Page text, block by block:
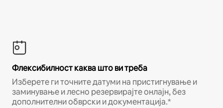
Флексибилност каква што ви треба
Изберете ги точните датуми на пристигнување и
заминување и лесно резервирајте онлајн, без
дополнителни обврски и документација.*